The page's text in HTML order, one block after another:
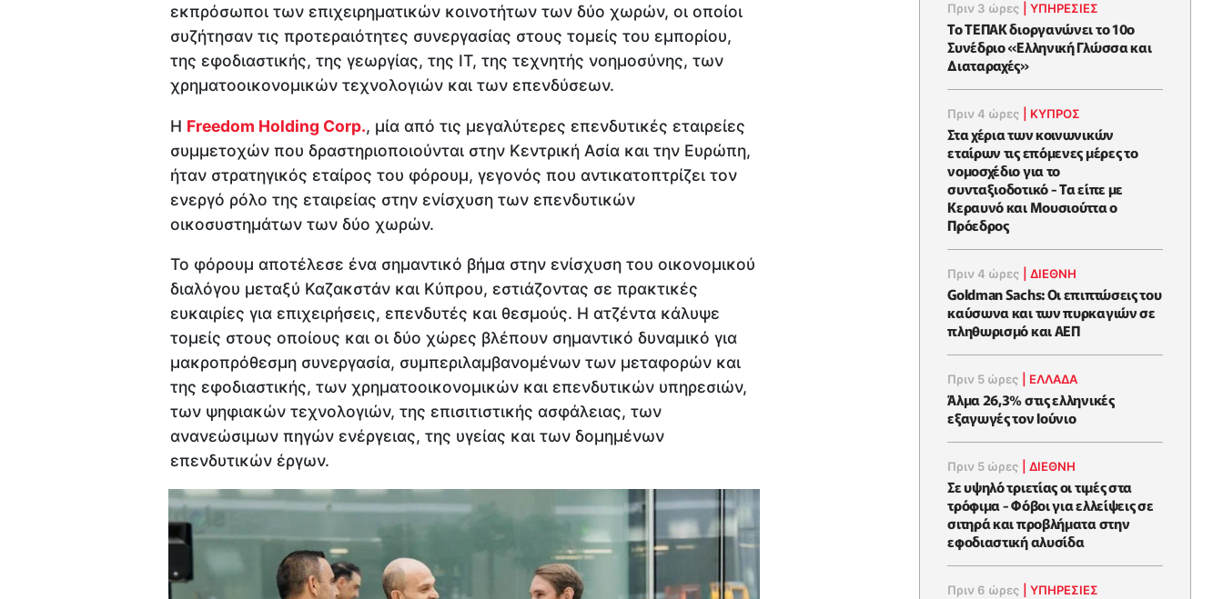
εκπρόσωποι των επιχειρηματικών κοινοτήτων των δύο χωρών, οι οποίοι
συζήτησαν τις προτεραιότητες συνεργασίας στους τομείς του εμπορίου,
της εφοδιαστικής, της γεωργίας, της IT, της τεχνητής νοημοσύνης, των
χρηματοοικονομικών τεχνολογιών και των επενδύσεων.
Η Freedom Holding Corp., μία από τις μεγαλύτερες επενδυτικές εταιρείες
συμμετοχών που δραστηριοποιούνται στην Κεντρική Ασία και την Ευρώπη,
ήταν στρατηγικός εταίρος του φόρουμ, γεγονός που αντικατοπτρίζει τον
ενεργό ρόλο της εταιρείας στην ενίσχυση των επενδυτικών
οικοσυστημάτων των δύο χωρών.
Το φόρουμ αποτέλεσε ένα σημαντικό βήμα στην ενίσχυση του οικονομικού
διαλόγου μεταξύ Καζακστάν και Κύπρου, εστιάζοντας σε πρακτικές
ευκαιρίες για επιχειρήσεις, επενδυτές και θεσμούς. Η ατζέντα κάλυψε
τομείς στους οποίους και οι δύο χώρες βλέπουν σημαντικό δυναμικό για
μακροπρόθεσμη συνεργασία, συμπεριλαμβανομένων των μεταφορών και
της εφοδιαστικής, των χρηματοοικονομικών και επενδυτικών υπηρεσιών,
των ψηφιακών τεχνολογιών, της επισιτιστικής ασφάλειας, των
ανανεώσιμων πηγών ενέργειας, της υγείας και των δομημένων
επενδυτικών έργων.
Πριν 3 ώρες |ΥΠΗΡΕΣΙΕΣ
Το ΤΕΠΑΚ διοργανώνει το 10ο
Συνέδριο «Ελληνική Γλώσσα και
Διαταραχές»
Πριν 4 ώρες ΚΥΠΡΟΣ
Στα χέρια των κοινωνικών
εταίρων τις επόμενες μέρες το
νομοσχέδιο για το
συνταξιοδοτικό - Τα είπε με
Κεραυνό και Μουσιούττα ο
Πρόεδρος
Πριν 4 ώρες |ΔΙΕΘΝΗ
Goldman Sachs: Οι επιπτώσεις του
καύσωνα και των πυρκαγιών σε
πληθωρισμό και ΑΕΠ
Πριν 5 ώρες ΕΛΛΆΔΑ
Άλμα 26,3% στις ελληνικές
εξαγωγές τον Ιούνιο
Πριν 5 ώρες |ΔΙΕΘΝΗ
Σε υψηλό τριετίας οι τιμές στα
τρόφιμα - Φόβοι για ελλείψεις σε
σιτηρά και προβλήματα στην
εφοδιαστική αλυσίδα
Πριν 6 ώρες |ΥΠΗΡΕΣΙΕΣ